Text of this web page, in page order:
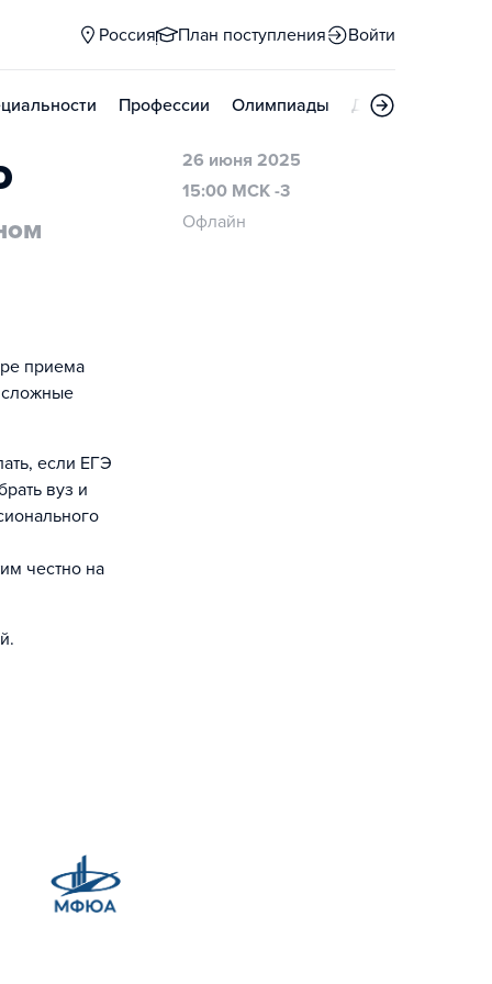
Россия План поступления Войти
Профессии Олимпиады Дни открытых
приема
сложные
если ЕГЭ
вуз и
честно на
26 июня 2025
15:00 МСК -3
Офлайн